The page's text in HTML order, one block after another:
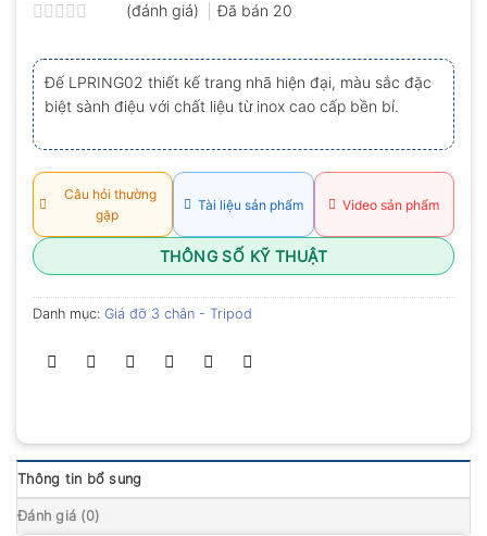
xếp
hạng
0.0
5
sao
(đánh giá) Đã bán 20
Đế LPRING02 thiết kế trang nhã hiện đại, màu sắc đặc
biệt sành điệu với chất liệu từ inox cao cấp bền bỉ.
Câu hỏi thường
gặp
Tài liệu sản phẩm Video sản phẩm
THÔNG SỐ KỸ THUẬT
Danh mục: Giá đỡ 3 chân - Tripod
Thông tin bổ sung
Đánh giá (0)